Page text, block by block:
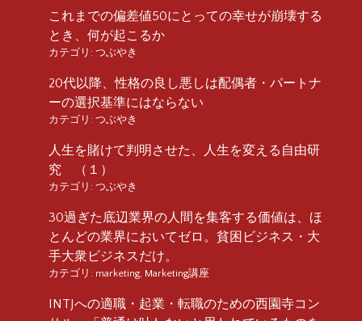
これまでの偏差値50にとっての幸せが崩壊する
とき、何が起こるか
カテゴリ: つぶやき
20代以降、性格の良し悪しは配偶者・パートナ
ーの選択基準にはならない
カテゴリ: つぶやき
人生を賭けて判明させた、人生を変える自由研
究 （１）
カテゴリ: つぶやき
30過ぎた底辺業界の人間を集客する価値は、ほ
とんどの業界においてゼロ。貧困ビジネス・大
手大衆ビジネスだけ。
カテゴリ: marketing, Marketing講座
INTJへの適職・起業・転職のための西園寺コン